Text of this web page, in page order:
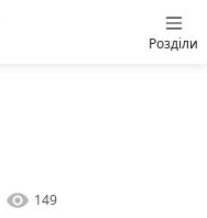
Розділи
149